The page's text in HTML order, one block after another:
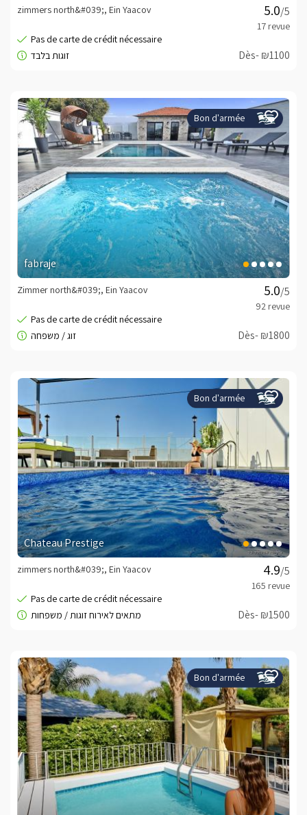
/5
zimmers north&#039;, Ein Yaacov
Dès- ₪1100
Bon d'armée
fabraje
/5
Zimmer north&#039;, Ein Yaacov
Dès- ₪1800
Bon d'armée
Chateau Prestige
/5
zimmers north&#039;, Ein Yaacov
Dès- ₪1500
Bon d'armée